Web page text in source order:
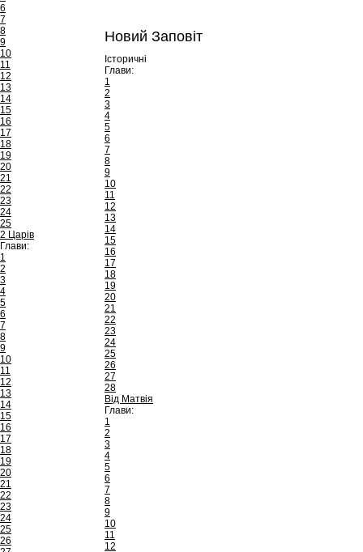
6
7
8
9
10
11
12
13
14
15
16
17
18
19
20
21
22
23
24
25
2 Царів
Глави:
1
2
3
4
5
6
7
8
9
10
11
12
13
14
15
16
17
18
19
20
21
22
23
24
25
26
Новий Заповіт
Історичні
Глави:
1
2
3
4
5
6
7
8
9
10
11
12
13
14
15
16
17
18
19
20
21
22
23
24
25
26
27
28
Від Матвія
Глави:
1
2
3
4
5
6
7
8
9
10
11
12